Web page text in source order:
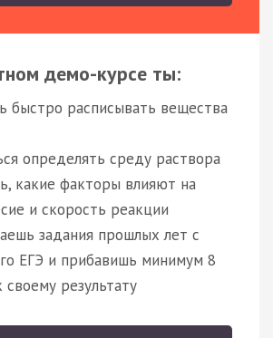
демо-курсе ты:
быстро расписывать вещества
определять среду раствора
какие факторы влияют на
и скорость реакции
задания прошлых лет с
ЕГЭ и прибавишь минимум 8
своему результату